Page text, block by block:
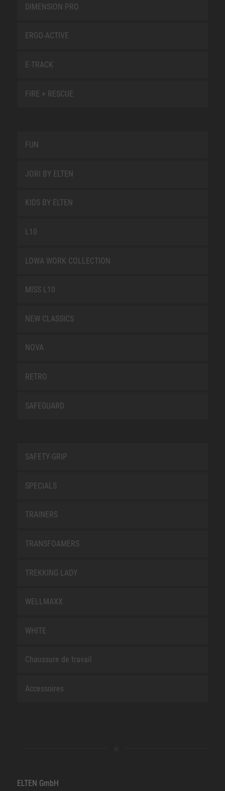
DIMENSION PRO
ERGO-ACTIVE
E-TRACK
FIRE + RESCUE
FUN
JORI BY ELTEN
KIDS BY ELTEN
L10
LOWA WORK COLLECTION
MISS L10
NEW CLASSICS
NOVA
RETRO
SAFEGUARD
SAFETY-GRIP
SPECIALS
TRAINERS
TRANSFOAMERS
TREKKING LADY
WELLMAXX
WHITE
Chaussure de travail
Accessoires
ELTEN GmbH